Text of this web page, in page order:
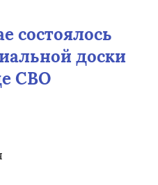
состоялось
доски
СВО